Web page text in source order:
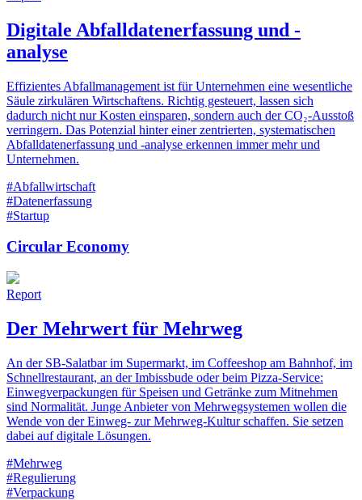
Digitale Abfalldatenerfassung und -
analyse
Effizientes Abfallmanagement ist für Unternehmen eine wesentliche
Säule zirkulären Wirtschaftens. Richtig gesteuert, lassen sich
dadurch nicht nur Kosten einsparen, sondern auch der CO₂-Ausstoß
verringern. Das Potenzial hinter einer zentrierten, systematischen
Abfalldatenerfassung und -analyse erkennen immer mehr und
Unternehmen.
#Abfallwirtschaft
#Datenerfassung
#Startup
Circular Economy
Report
Der Mehrwert für Mehrweg
An der SB-Salatbar im Supermarkt, im Coffeeshop am Bahnhof, im
Schnellrestaurant, an der Imbissbude oder beim Pizza-Service:
Einwegverpackungen für Speisen und Getränke zum Mitnehmen
sind Normalität. Junge Anbieter von Mehrwegsystemen wollen die
Wende von der Einweg- zur Mehrweg-Kultur schaffen. Sie setzen
dabei auf digitale Lösungen.
#Mehrweg
#Regulierung
#Verpackung